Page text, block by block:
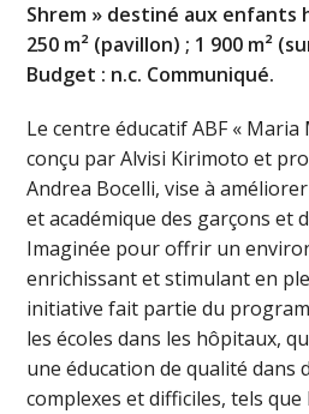
Shrem » destiné aux enfants
250 m² (pavillon) ; 1 900 m²
Budget : n.c. Communiqué.
Le centre éducatif ABF « Maria
conçu par Alvisi Kirimoto et
Andrea Bocelli, vise à
et académique des garçons et
Imaginée pour offrir un
enrichissant et stimulant en
initiative fait partie du
les écoles dans les hôpitaux,
une éducation de qualité dans
complexes et difficiles, tels